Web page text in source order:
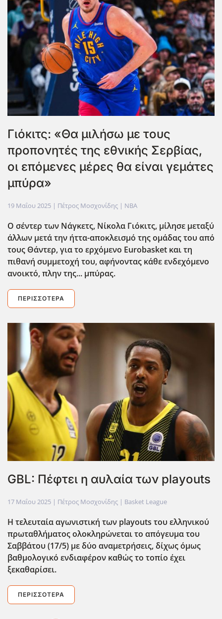
Γιόκιτς: «Θα μιλήσω με τους
προπονητές της εθνικής Σερβίας,
οι επόμενες μέρες θα είναι γεμάτες
μπύρα»
19 Μαΐου 2025 | Πέτρος Μοσχονίδης | NBA
Ο σέντερ των Νάγκετς, Νίκολα Γιόκιτς, μίλησε μεταξύ
άλλων μετά την ήττα-αποκλεισμό της ομάδας του από
τους Θάντερ, για το ερχόμενο Eurobasket και τη
πιθανή συμμετοχή του, αφήνοντας κάθε ενδεχόμενο
ανοικτό, πλην της... μπύρας.
ΠΕΡΙΣΣΌΤΕΡΑ
GBL: Πέφτει η αυλαία των playouts
17 Μαΐου 2025 | Πέτρος Μοσχονίδης | Basket League
Η τελευταία αγωνιστική των playouts του ελληνικού
πρωταθλήματος ολοκληρώνεται το απόγευμα του
Σαββάτου (17/5) με δύο αναμετρήσεις, δίχως όμως
βαθμολογικό ενδιαφέρον καθώς το τοπίο έχει
ξεκαθαρίσει.
ΠΕΡΙΣΣΌΤΕΡΑ